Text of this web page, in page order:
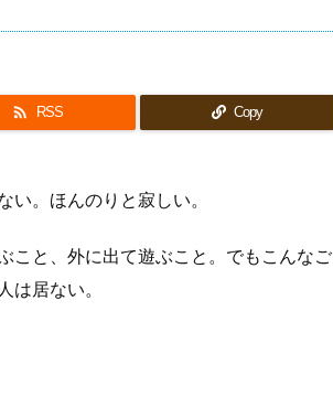
 RSS Copy
。ほんのりと寂しい。
こと、外に出て遊ぶこと。でもこんなご
居ない。